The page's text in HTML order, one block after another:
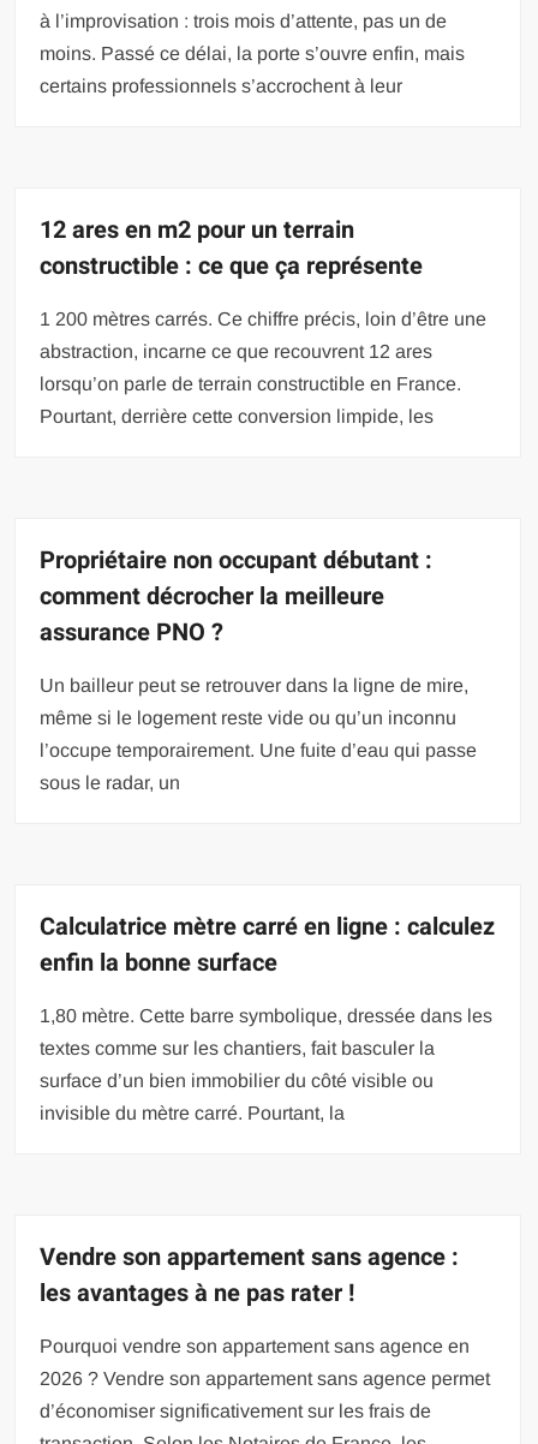
à l’improvisation : trois mois d’attente, pas un de
moins. Passé ce délai, la porte s’ouvre enfin, mais
certains professionnels s’accrochent à leur
12 ares en m2 pour un terrain
constructible : ce que ça représente
1 200 mètres carrés. Ce chiffre précis, loin d’être une
abstraction, incarne ce que recouvrent 12 ares
lorsqu’on parle de terrain constructible en France.
Pourtant, derrière cette conversion limpide, les
Propriétaire non occupant débutant :
comment décrocher la meilleure
assurance PNO ?
Un bailleur peut se retrouver dans la ligne de mire,
même si le logement reste vide ou qu’un inconnu
l’occupe temporairement. Une fuite d’eau qui passe
sous le radar, un
Calculatrice mètre carré en ligne : calculez
enfin la bonne surface
1,80 mètre. Cette barre symbolique, dressée dans les
textes comme sur les chantiers, fait basculer la
surface d’un bien immobilier du côté visible ou
invisible du mètre carré. Pourtant, la
Vendre son appartement sans agence :
les avantages à ne pas rater !
Pourquoi vendre son appartement sans agence en
2026 ? Vendre son appartement sans agence permet
d’économiser significativement sur les frais de